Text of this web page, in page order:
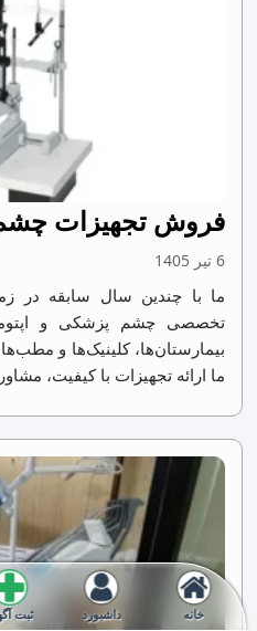
فروش تجهیزات
6 تیر 1405
ما با چندین سال سابقه در
تخصصی چشم پزشکی و
بیمارستان‌ها، کلینیک‌ها و
ما ارائه تجهیزات با کیفیت،
خانه داشبورد ثبت